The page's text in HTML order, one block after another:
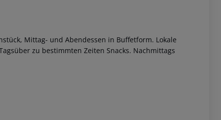
Mittag- und Abendessen in Buffetform. Lokale
zu bestimmten Zeiten Snacks. Nachmittags